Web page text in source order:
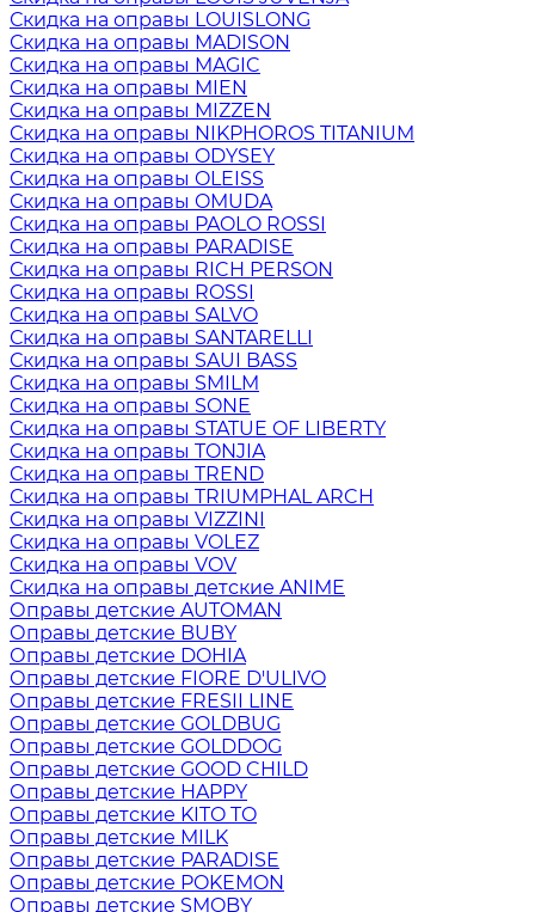
Скидка на оправы LOUISLONG
Скидка на оправы MADISON
Скидка на оправы MAGIC
Скидка на оправы MIEN
Скидка на оправы MIZZEN
Скидка на оправы NIKPHOROS TITANIUM
Скидка на оправы ODYSEY
Скидка на оправы OLEISS
Скидка на оправы OMUDA
Скидка на оправы PAOLO ROSSI
Скидка на оправы PARADISE
Скидка на оправы RICH PERSON
Скидка на оправы ROSSI
Скидка на оправы SALVO
Скидка на оправы SANTARELLI
Скидка на оправы SAUI BASS
Скидка на оправы SMILM
Скидка на оправы SONE
Скидка на оправы STATUE OF LIBERTY
Скидка на оправы TONJIA
Скидка на оправы TREND
Скидка на оправы TRIUMPHAL ARCH
Скидка на оправы VIZZINI
Скидка на оправы VOLEZ
Скидка на оправы VOV
Скидка на оправы детские ANIME
Оправы детские AUTOMAN
Оправы детские BUBY
Оправы детские DOHIA
Оправы детские FIORE D'ULIVO
Оправы детские FRESII LINE
Оправы детские GOLDBUG
Оправы детские GOLDDOG
Оправы детские GOOD CHILD
Оправы детские HAPPY
Оправы детские KITO TO
Оправы детские MILK
Оправы детские PARADISE
Оправы детские POKEMON
Оправы детские SMOBY